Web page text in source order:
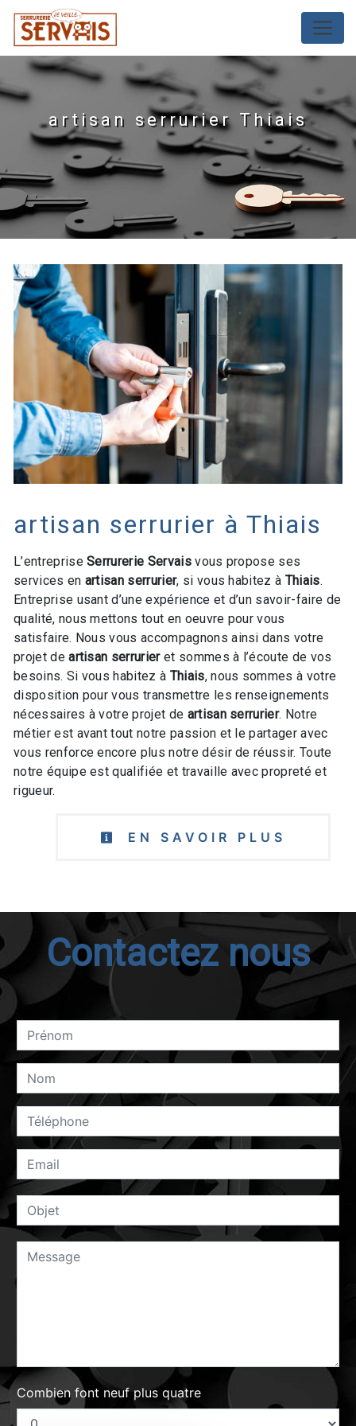
Panneau de gestion des cookies
artisan serrurier Thiais
artisan serrurier à Thiais
L’entrepriseSerrurerie Servaisvous propose ses
services en artisan serrurier, si vous habitez à Thiais.
Entreprise usant d’une expérience et d’un savoir-faire de
qualité, nous mettons tout en oeuvre pour vous
satisfaire. Nous vous accompagnons ainsi dans votre
projet deartisan serrurieret sommes à l’écoute de vos
besoins. Si vous habitez à Thiais, nous sommes à votre
disposition pour vous transmettre les renseignements
nécessaires à votre projet de artisan serrurier. Notre
métier est avant tout notre passion et le partager avec
vous renforce encore plus notre désir de réussir. Toute
notre équipe est qualifiée et travaille avec propreté et
rigueur.
EN SAVOIR PLUS
Contactez nous
Combien font neuf plus quatre